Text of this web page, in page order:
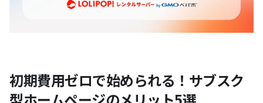
初期費用ゼロで始められる！サブスク